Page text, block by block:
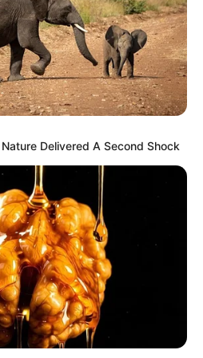
Delivered A Second Shock